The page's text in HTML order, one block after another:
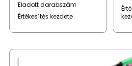
Eladott darabszám
Értékesítés kezdete